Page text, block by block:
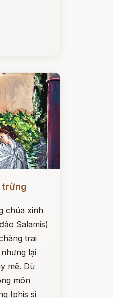
trừng
chúa xinh
Salamis)
trai
lại
mê. Dù
môn
Iphis si